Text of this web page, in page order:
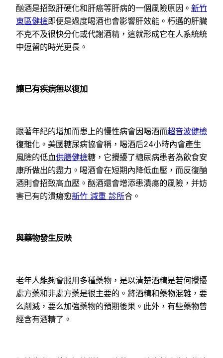
酗酒是招致肝硬化和肝癌等肝病的一個風險原因。 新竹
東區健檢即便是過度喝酒也會影響肝效能。朽邁的肝臟
不克不及很快分化或代謝酒精，這就形成它在人系統統
中逗留的時光更長。
讓已有疾病無以復加
跟著年紀的增加而患上的慢性病會因喝酒而超音波健檢
復雜化。美國糖尿病協會稱，喝酒后24小時內會產生
風險的低血供膳健檢糖，它攪擾了糖尿病患者為飲食安
康所做出的盡力。喝酒會在短期內降低血壓，而反復酗
酒則會招致高血壓。酗酒還會增添患潰瘍的風險，并妨
害已有的潰瘍愈新竹 減重 診所合。
與藥物發生反映
老年人能夠會服用多種藥物，是以清楚酒精是若何攪擾
處方藥和非處方藥是很主要的。將酒精和藥物混雜，要
么削減，要么加強藥物的預期後果。此外，有些藥物曾
經含有酒精了。